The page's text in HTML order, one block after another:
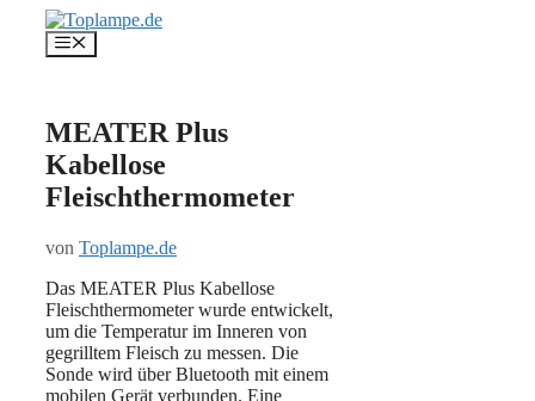
Inhalt
springen
Menü
MEATER Plus
Kabellose
Fleischthermometer
von Toplampe.de
Das MEATER Plus Kabellose
Fleischthermometer wurde entwickelt,
um die Temperatur im Inneren von
gegrilltem Fleisch zu messen. Die
Sonde wird über Bluetooth mit einem
mobilen Gerät verbunden. Eine